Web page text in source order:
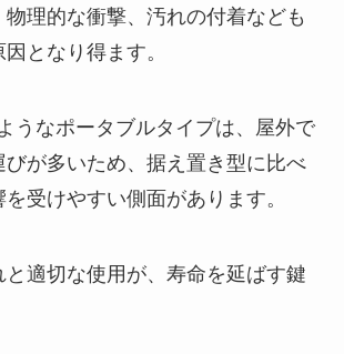
理的な衝撃、汚れの付着なども
となり得ます。
うなポータブルタイプは、屋外で
が多いため、据え置き型に比べ
受けやすい側面があります。
と適切な使用が、寿命を延ばす鍵